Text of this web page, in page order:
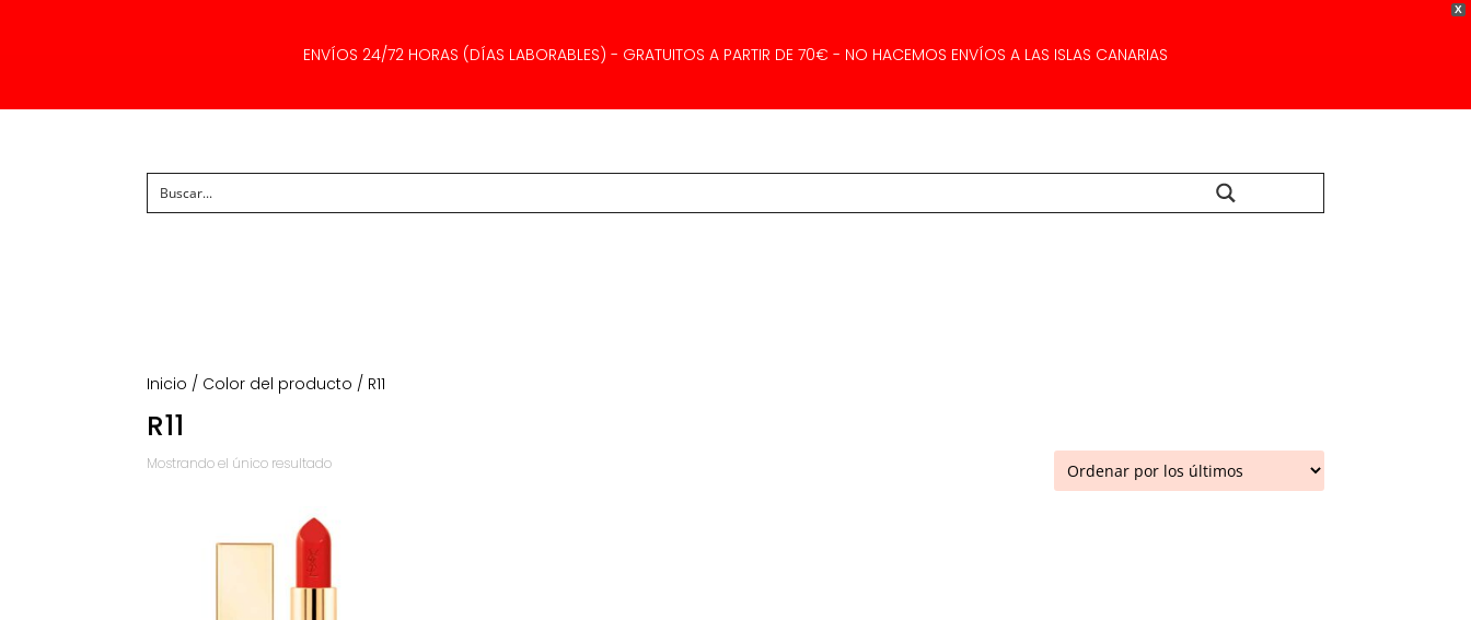
X
ENVÍOS 24/72 HORAS (DÍAS LABORABLES) - GRATUITOS A PARTIR DE 70€ - NO HACEMOS ENVÍOS A LAS ISLAS CANARIAS
Inicio / Color del producto / R11
R11
Mostrando el único resultado